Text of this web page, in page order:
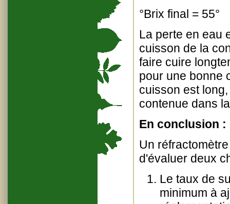
°Brix final = 55°
La perte en eau
cuisson de la
faire cuire
pour une bonne
cuisson est
contenue dans
En conclusion :
Un
d'évaluer deux
Le taux de
minimum à